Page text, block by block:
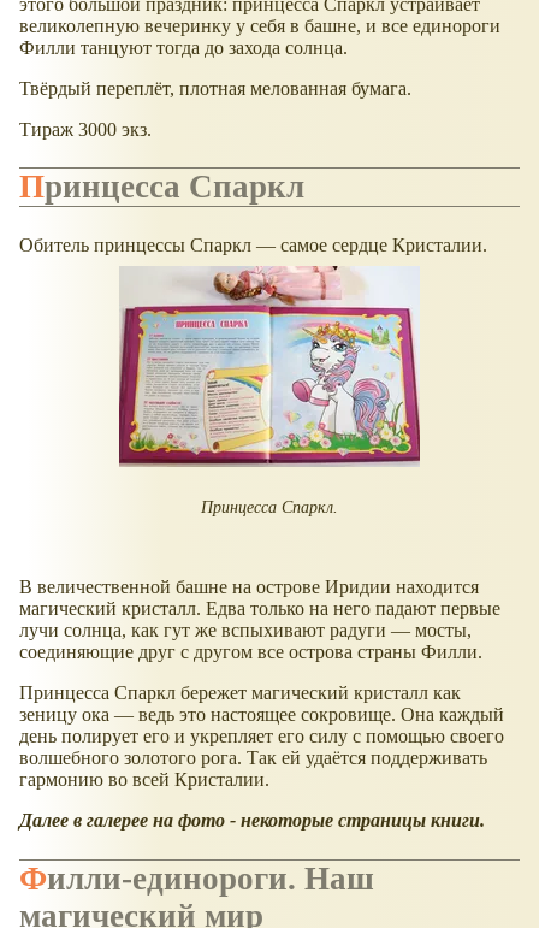
великолепную вечеринку у себя в башне, и все единороги
Филли танцуют тогда до захода солнца.
Твёрдый переплёт, плотная мелованная бумага.
Тираж 3000 экз.
Принцесса Спаркл
Обитель принцессы Спаркл — самое сердце Кристалии.
Принцесса Спаркл.
В величественной башне на острове Иридии находится
магический кристалл. Едва только на него падают первые
лучи солнца, как гут же вспыхивают радуги — мосты,
соединяющие друг с другом все острова страны Филли.
Принцесса Спаркл бережет магический кристалл как
зеницу ока — ведь это настоящее сокровище. Она каждый
день полирует его и укрепляет его силу с помощью своего
волшебного золотого рога. Так ей удаётся поддерживать
гармонию во всей Кристалии.
Далее в галерее на фото - некоторые страницы книги.
Филли-единороги. Наш
магический мир